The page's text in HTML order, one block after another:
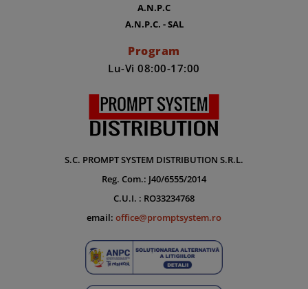
A.N.P.C
A.N.P.C. - SAL
Program
Lu-Vi 08:00-17:00
S.C. PROMPT SYSTEM DISTRIBUTION S.R.L.
Reg. Com.: J40/6555/2014
C.U.I. : RO33234768
email: office@promptsystem.ro